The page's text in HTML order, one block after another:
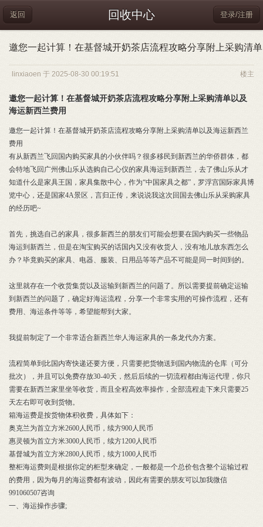
回收中心
返回 登录/注册
邀您一起计算！在基督城开奶茶店流程攻略分享附上采购清
楼主
linxiaoen 于 2025-08-30 00:19:51
邀您一起计算！在基督城开奶茶店流程攻略分享附上采购清单以及
海运新西兰费用
邀您一起计算！在基督城开奶茶店流程攻略分享附上采购清单以及海运新西兰
费用
有从新西兰飞回国内购买家具的小伙伴吗？很多移民到新西兰的华侨群体，都
会特地飞回广州佛山乐从选购自己心仪的家具海运到新西兰，去了佛山乐从才
知道什么是家具王国，家具集散中心，作为“中国家具之都”，罗浮宫国际家具博
览中心，还是国家4A景区，言归正传，来说说我这次回国去佛山乐从采购家具
的经历吧~
首先，挑选自己的家具，很多新西兰的朋友们可能会想要在国内购买一些物品
海运到新西兰，但是在淘宝购买的话国内又没有收货人，没有地儿放东西怎么
办？毕竟购买的家具、电器、服装、日用品等等产品不可能是同一时间到的。
这里就存在一个收货集货以及运输到新西兰的问题了。所以需要提前确定运输
到新西兰的问题了，确定好海运流程，分享一个非常实用的可操作流程，还有
费用、海运条件等等，希望能帮到大家。
我提前制定了一个非常适合新西兰华人海运家具的一条龙代办方案。
流程简单到比国内寄快递还要方便，只需要把货物送到国内物流的仓库（可分
批次），并且可以免费存放30-40天，然后后续的一切流程都由海运代理，你只
需要在新西兰家里坐等收货，而且全程高效率操作，全部流程走下来只需要25
天左右即可收到货物。
箱海运费是按货物体积收费，具体如下：
奥克兰为首立方米2600人民币，续方900人民币
惠灵顿为首立方米3000人民币，续方1200人民币
基督城为首立方米2800人民币，续方1000人民币
整柜海运费则是根据你定的柜型来确定，一般都是一个总价包含整个运输过程
的费用，因为每月的海运费都有波动，因此有需要的朋友可以加我微信
991060507咨询
一、海运操作步骤;